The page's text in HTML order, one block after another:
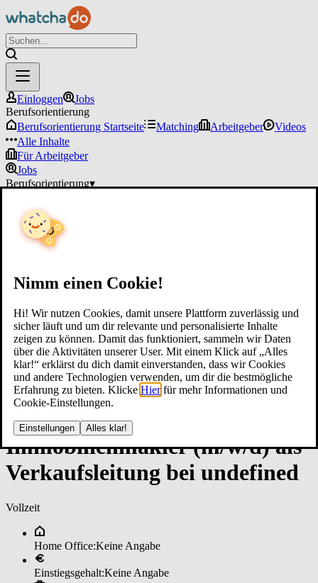
Nimm einen Cookie!
Hi! Wir nutzen Cookies, damit unsere Plattform zuverlässig und
sicher läuft und um dir relevante und personalisierte Inhalte
zeigen zu können. Damit das funktioniert, sammeln wir Daten
über die Aktivitäten unserer User. Mit einem Klick auf „Alles
klar!“ erklärst du dich damit einverstanden, dass wir Cookies
und andere Technologien verwenden, um dir die bestmögliche
Erfahrung zu bieten. Klicke Hier für mehr Informationen und
Cookie-Einstellungen.
Einstellungen Alles klar!
Einloggen
Jobs
Berufsorientierung
Berufsorientierung Startseite
Matching Arbeitgeber
Videos
Alle Inhalte
Für Arbeitgeber
Jobs
Berufsorientierung▾
Im­mo­bi­li­en­mak­ler (m/w/d) al­s
Ver­kaufs­lei­tun­g bei un­de­fi­ned
Vollzeit
Home Office:Keine Angabe
Einstiegsgehalt:Keine Angabe